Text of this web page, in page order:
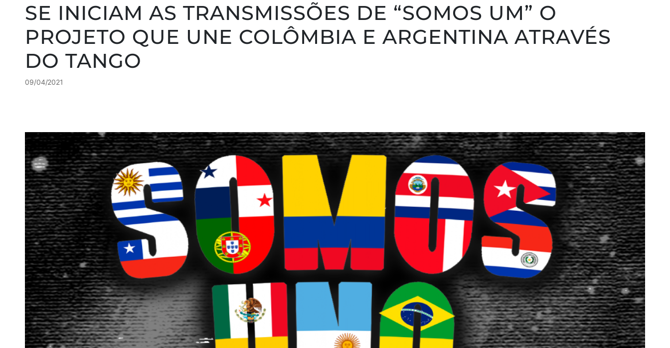
SE INICIAM AS TRANSMISSÕES DE “SOMOS UM” O
PROJETO QUE UNE COLÔMBIA E ARGENTINA ATRAVÉS
DO TANGO
09/04/2021